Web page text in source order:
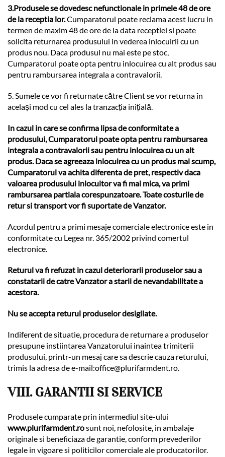
3.Produsele se dovedesc nefunctionale in primele 48 de ore
de la receptia lor.Cumparatorul poate reclama acest lucru in
termen de maxim 48 de ore de la data receptiei si poate
solicita returnarea produsului in vederea inlocuirii cu un
produs nou. Daca produsul nu mai este pe stoc,
Cumparatorul poate opta pentru inlocuirea cu alt produs sau
pentru rambursarea integrala a contravalorii.
5. Sumele ce vor fi returnate către Client se vor returna în
același mod cu cel ales la tranzacția inițială.
In cazul in care se confirma lipsa de conformitate a
produsului, Cumparatorul poate opta pentru rambursarea
integrala a contravalorii sau pentru inlocuirea cu un alt
produs. Daca se agreeaza inlocuirea cu un produs mai scump,
Cumparatorul va achita diferenta de pret, respectiv daca
valoarea produsului inlocuitor va fi mai mica, va primi
rambursarea partiala corespunzatoare. Toate costurile de
retur si transport vor fi suportate de Vanzator.
Acordul pentru a primi mesaje comerciale electronice este in
conformitate cu Legea nr. 365/2002 privind comertul
electronice.
Returul va fi refuzat in cazul deteriorarii produselor sau a
constatarii de catre Vanzator a starii de nevandabilitate a
acestora.
Nu se accepta returul produselor desigilate.
Indiferent de situatie, procedura de returnare a produselor
presupune instiintarea Vanzatorului inaintea trimiterii
produsului, printr-un mesaj care sa descrie cauza returului,
trimis la adresa de e-mail:office@plurifarmdent.ro.
VIII. GARANTII SI SERVICE
Produsele cumparate prin intermediul site-ului
www.plurifarmdent.rosunt noi, nefolosite, in ambalaje
originale si beneficiaza de garantie, conform prevederilor
legale in vigoare si politicilor comerciale ale producatorilor.